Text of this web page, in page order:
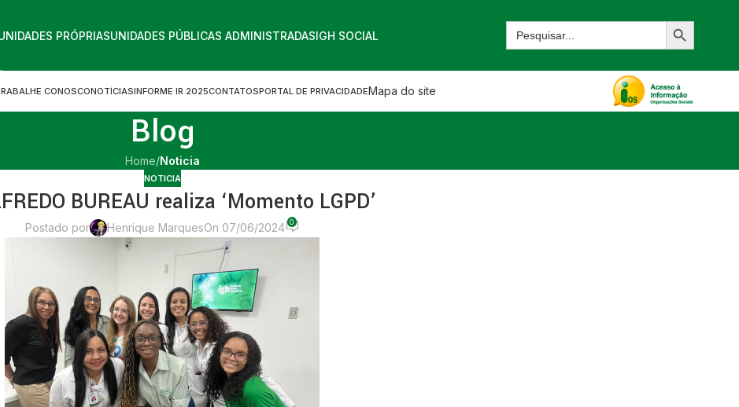
PRÓPRIASUNIDADES PÚBLICAS ADMINISTRADASIGH SOCIAL
CONOSCONOTÍCIASINFORME IR 2025CONTATOSPORTAL DE PRIVACIDADEMapa do site
Blog
Home/Noticia
NOTICIA
BUREAU realiza ‘Momento LGPD’
Postado por Henrique MarquesOn 07/06/2024 0